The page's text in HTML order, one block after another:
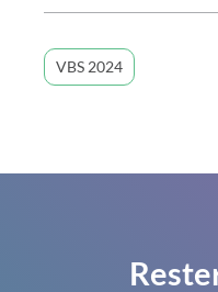
VBS 2024